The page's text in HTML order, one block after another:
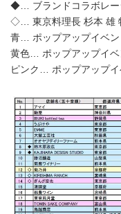
◆… ブランドコラボレー
◇… 東京料理長 杉本 雄
青… ポップアップイベン
黄色… ポップアップイベ
ピンク… ポップアップ